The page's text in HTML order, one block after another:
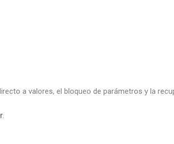
a valores, el bloqueo de parámetros y la
.